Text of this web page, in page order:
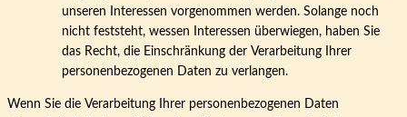
unseren Interessen vorgenommen werden. Solange noch
nicht feststeht, wessen Interessen überwiegen, haben Sie
das Recht, die Einschränkung der Verarbeitung Ihrer
personenbezogenen Daten zu verlangen.
Wenn Sie die Verarbeitung Ihrer personenbezogenen Daten